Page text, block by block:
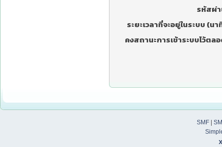
รหัสผ่
ระยะเวลาที่จะอยู่ในระบบ (นา
คงสถานะการเข้าระบบไว้ตล
SMF|